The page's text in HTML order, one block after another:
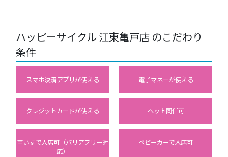
ハッピーサイクル 江東亀戸店 のこだわり
条件
スマホ決済アプリが使える 電子マネーが使える
クレジットカードが使える ペット同伴可
車いすで入店可（バリアフリー対
応）
ベビーカーで入店可